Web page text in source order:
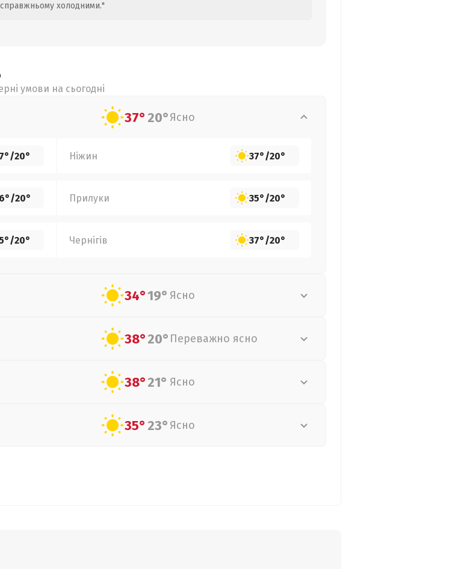
холодними."
умови на сьогодні
37°20°Ясно
/20° Ніжин 37°/20°
/20° Прилуки 35°/20°
/20° Чернігів 37°/20°
34°19° Ясно
38°20° Переважно ясно
38°21° Ясно
35°23° Ясно